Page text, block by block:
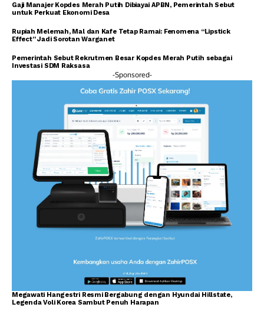
Gaji Manajer Kopdes Merah Putih Dibiayai APBN, Pemerintah Sebut
untuk Perkuat Ekonomi Desa
Rupiah Melemah, Mal dan Kafe Tetap Ramai: Fenomena “Lipstick
Effect” Jadi Sorotan Warganet
Pemerintah Sebut Rekrutmen Besar Kopdes Merah Putih sebagai
Investasi SDM Raksasa
-Sponsored-
Megawati Hangestri Resmi Bergabung dengan Hyundai Hillstate,
Legenda Voli Korea Sambut Penuh Harapan